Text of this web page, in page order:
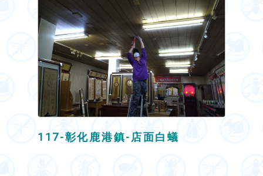
117-彰化鹿港鎮-店面白蟻